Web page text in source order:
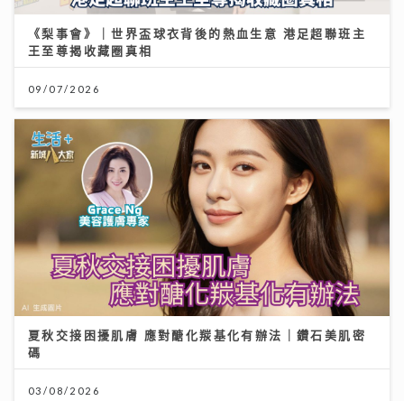
《梨事會》｜世界盃球衣背後的熱血生意 港足超聯班主
王至尊揭收藏圈真相
09/07/2026
夏秋交接困擾肌膚 應對醣化羰基化有辦法｜鑽石美肌密
碼
03/08/2026